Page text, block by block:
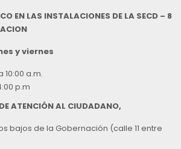
EN LAS INSTALACIONES DE LA SECD – 8
y viernes
10:00 a.m.
p.m
ATENCIÓN AL CIUDADANO,
bajos de la Gobernación (calle 11 entre